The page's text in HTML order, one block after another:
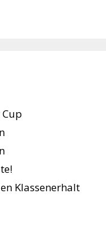
Klassenerhalt